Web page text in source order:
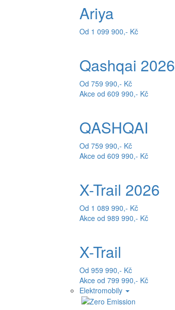
Ariya
Od 1 099 900,- Kč
Qashqai 2026
Od 759 990,- Kč
Akce od 609 990,- Kč
QASHQAI
Od 759 990,- Kč
Akce od 609 990,- Kč
X-Trail 2026
Od 1 089 990,- Kč
Akce od 989 990,- Kč
X-Trail
Od 959 990,- Kč
Akce od 799 990,- Kč
Elektromobily